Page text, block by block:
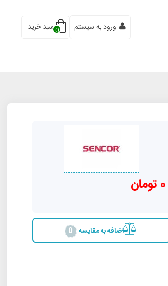
ورود به سیستم 0سبد خرید
0 تومان
اضافه به مقایسه 0